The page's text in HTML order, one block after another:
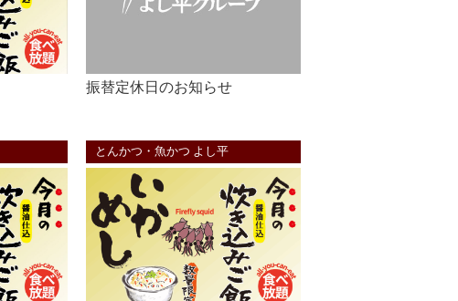
振替定休日のお知らせ
とんかつ・魚かつ よし平